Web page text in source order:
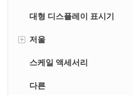
트럭 스케일 표시기
CNC 표시기
대형 디스플레이 표시기
+ 저울
테이블 스케일
플랫폼 스케일
스케일 액세서리
다른